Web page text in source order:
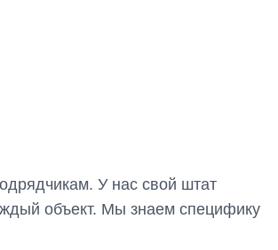
У нас свой штат
объект. Мы знаем специфику